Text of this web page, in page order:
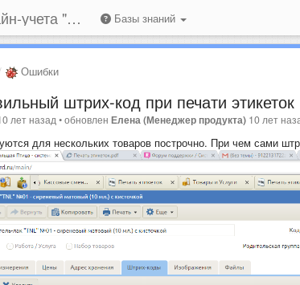
Система онлайн-учета "Большая Птица" Базы знаний
Ошибки
штрих-код при печати этикеток
лет назад •обновленЕлена (Менеджер продукта) 10 лет
для нескольких товаров построчно. При чем сами